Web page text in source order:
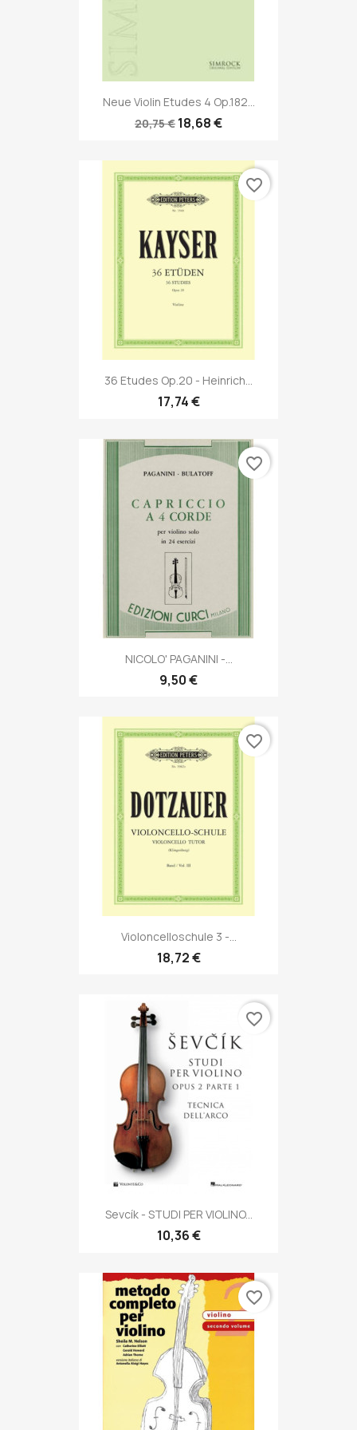
Neue Violin Etudes 4 Op.182...
20,75 € 18,68 €
36 Etudes Op.20 - Heinrich...
17,74 €
favorite_border
NICOLO' PAGANINI -...
9,50 €
favorite_border
Violoncelloschule 3 -...
18,72 €
favorite_border
Sevcík - STUDI PER VIOLINO...
10,36 €
favorite_border
favorite_border